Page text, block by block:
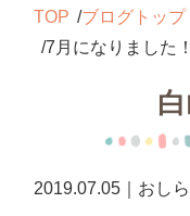
TOP
ブログトップ
7月になりました
2019.07.05｜おし